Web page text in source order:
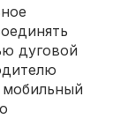
дуговой
мобильный